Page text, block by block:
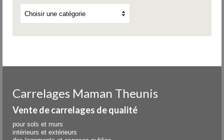
Carrelages Maman Theunis
Vente de carrelages de qualité
pour sols et murs
intérieurs et extérieurs